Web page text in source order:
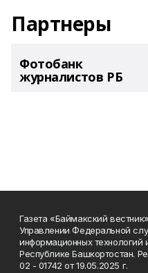
Партнеры
Фотобанк
журналистов РБ
Газета «Баймакский
Управлении Федеральной
информационных
Республике Башкортостан.
02 - 01742 от 19.05.2025 г.